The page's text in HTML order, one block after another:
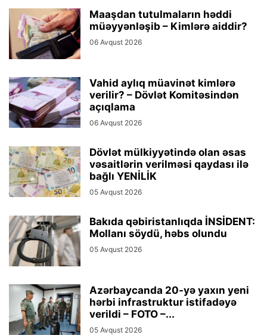
Maaşdan tutulmaların həddi
müəyyənləşib – Kimlərə aiddir?
06 Avqust 2026
Vahid aylıq müavinət kimlərə
verilir? – Dövlət Komitəsindən
açıqlama
06 Avqust 2026
Dövlət mülkiyyətində olan əsas
vəsaitlərin verilməsi qaydası ilə
bağlı YENİLİK
05 Avqust 2026
Bakıda qəbiristanlıqda İNSİDENT:
Mollanı söydü, həbs olundu
05 Avqust 2026
Azərbaycanda 20-yə yaxın yeni
hərbi infrastruktur istifadəyə
verildi – FOTO –...
05 Avqust 2026